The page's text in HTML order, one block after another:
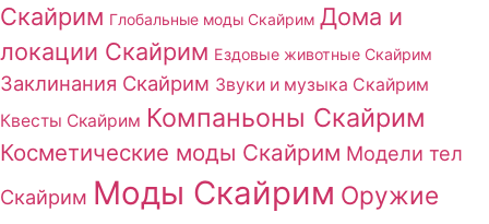
Скайрим Глобальные моды Скайрим Дома и
локации Скайрим Ездовые животные Скайрим
Заклинания Скайрим Звуки и музыка Скайрим
Квесты Скайрим Компаньоны Скайрим
Косметические моды Скайрим Модели тел
Скайрим Моды Скайрим Оружие